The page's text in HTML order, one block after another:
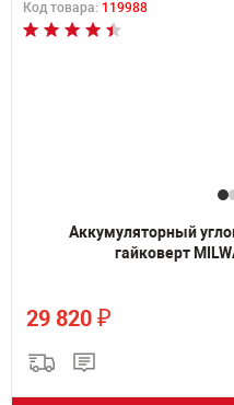
Код товара: 119988
Аккумуляторный
гайковерт
29 820 ₽